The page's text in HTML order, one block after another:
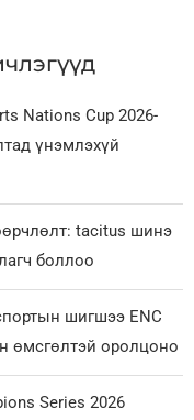
Nations Cup 2026-
үнэмлэхүй
tacitus шинэ
боллоо
шигшээ ENC
өмсгөлтэй оролцоно
Series 2026